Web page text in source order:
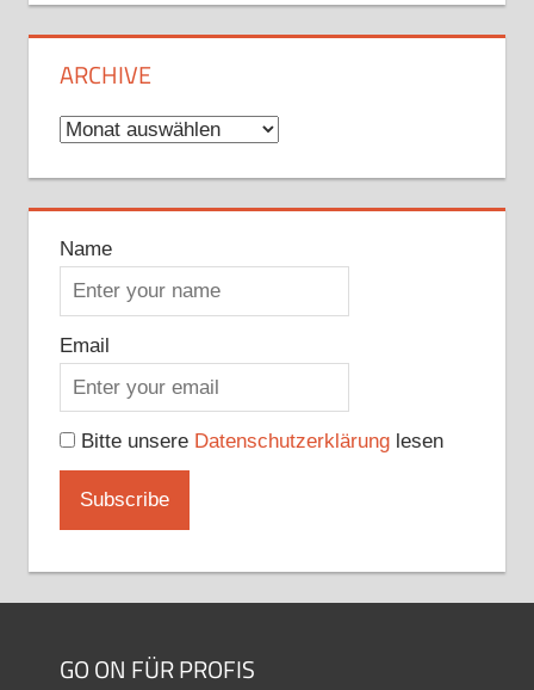
ARCHIVE
Archive
Name
Email
Bitte unsere Datenschutzerklärunglesen
GO ON FÜR PROFIS